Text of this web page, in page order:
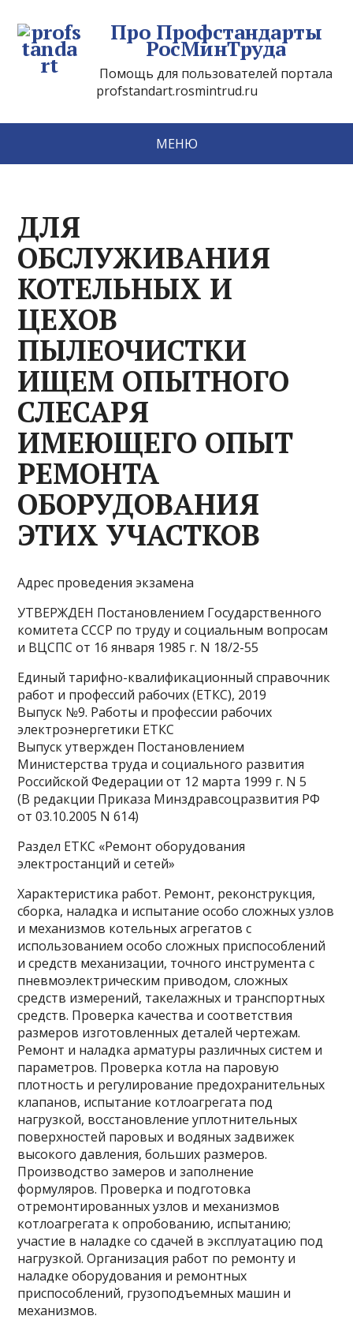
Про Профстандарты
РосМинТруда
Помощь для пользователей портала
profstandart.rosmintrud.ru
МЕНЮ
ДЛЯ
ОБСЛУЖИВАНИЯ
КОТЕЛЬНЫХ И
ЦЕХОВ
ПЫЛЕОЧИСТКИ
ИЩЕМ ОПЫТНОГО
СЛЕСАРЯ
ИМЕЮЩЕГО ОПЫТ
РЕМОНТА
ОБОРУДОВАНИЯ
ЭТИХ УЧАСТКОВ
Адрес проведения экзамена
УТВЕРЖДЕН Постановлением Государственного
комитета СССР по труду и социальным вопросам
и ВЦСПС от 16 января 1985 г. N 18/2-55
Единый тарифно-квалификационный справочник
работ и профессий рабочих (ЕТКС), 2019
Выпуск №9. Работы и профессии рабочих
электроэнергетики ЕТКС
Выпуск утвержден Постановлением
Министерства труда и социального развития
Российской Федерации от 12 марта 1999 г. N 5
(В редакции Приказа Минздравсоцразвития РФ
от 03.10.2005 N 614)
Раздел ЕТКС «Ремонт оборудования
электростанций и сетей»
Характеристика работ. Ремонт, реконструкция,
сборка, наладка и испытание особо сложных узлов
и механизмов котельных агрегатов с
использованием особо сложных приспособлений
и средств механизации, точного инструмента с
пневмоэлектрическим приводом, сложных
средств измерений, такелажных и транспортных
средств. Проверка качества и соответствия
размеров изготовленных деталей чертежам.
Ремонт и наладка арматуры различных систем и
параметров. Проверка котла на паровую
плотность и регулирование предохранительных
клапанов, испытание котлоагрегата под
нагрузкой, восстановление уплотнительных
поверхностей паровых и водяных задвижек
высокого давления, больших размеров.
Производство замеров и заполнение
формуляров. Проверка и подготовка
отремонтированных узлов и механизмов
котлоагрегата к опробованию, испытанию;
участие в наладке со сдачей в эксплуатацию под
нагрузкой. Организация работ по ремонту и
наладке оборудования и ремонтных
приспособлений, грузоподъемных машин и
механизмов.